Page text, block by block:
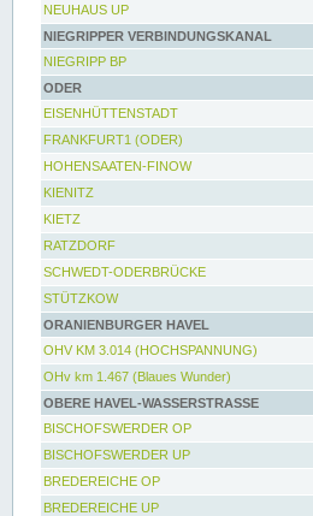
NEUHAUS UP
NIEGRIPPER VERBINDUNGSKANAL
NIEGRIPP BP
ODER
EISENHÜTTENSTADT
FRANKFURT1 (ODER)
HOHENSAATEN-FINOW
KIENITZ
KIETZ
RATZDORF
SCHWEDT-ODERBRÜCKE
STÜTZKOW
ORANIENBURGER HAVEL
OHV KM 3.014 (HOCHSPANNUNG)
OHv km 1.467 (Blaues Wunder)
OBERE HAVEL-WASSERSTRASSE
BISCHOFSWERDER OP
BISCHOFSWERDER UP
BREDEREICHE OP
BREDEREICHE UP